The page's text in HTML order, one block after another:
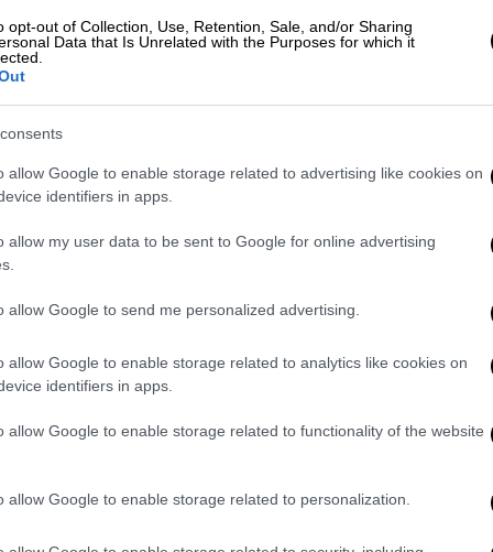
opt-out of Collection, Use, Retention, Sale, and/or Sharing
Data that Is Unrelated with the Purposes for which it
allow Google to enable storage related to advertising like cookies on
identifiers in apps.
allow my user data to be sent to Google for online advertising
allow Google to send me personalized advertising.
allow Google to enable storage related to analytics like cookies on
identifiers in apps.
allow Google to enable storage related to functionality of the website
allow Google to enable storage related to personalization.
σαν παραμύθι στα παιδιά τους στη
έξω από τα ζεστά τους στρώματα και να
τηλέφωνα, για να αθληθούν.
Ατσάλινο Παππού- Stalfarfar στη
του: πήρε μέρος (εκτός
δρόμο των 1.764 χιλιομέτρων, τον
από τη Χαπαράντα στη βόρεια Σουηδία